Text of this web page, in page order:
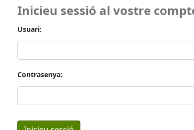
Inicieu sessió al vostre
Usuari:
Contrasenya: